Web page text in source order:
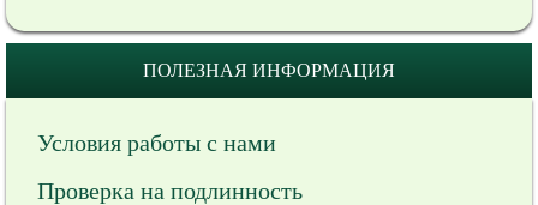
ПОЛЕЗНАЯ ИНФОРМАЦИЯ
Условия работы с нами
Проверка на подлинность